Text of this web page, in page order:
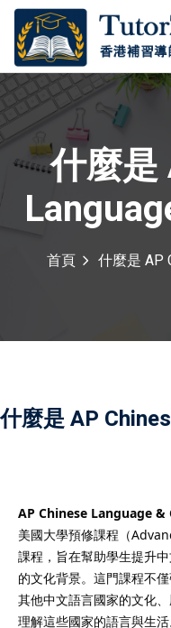
什麼是
首頁 什麼是 AP
什麼是 AP
AP Chinese Language &
美國大學預修課程（
課程，旨在幫助學生提升
的文化背景。這門課程不
其他中文語言國家的文化
理解這些國家的語言與生活
登錄